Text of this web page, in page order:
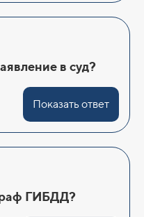
в суд?
Показать ответ
ГИБДД?